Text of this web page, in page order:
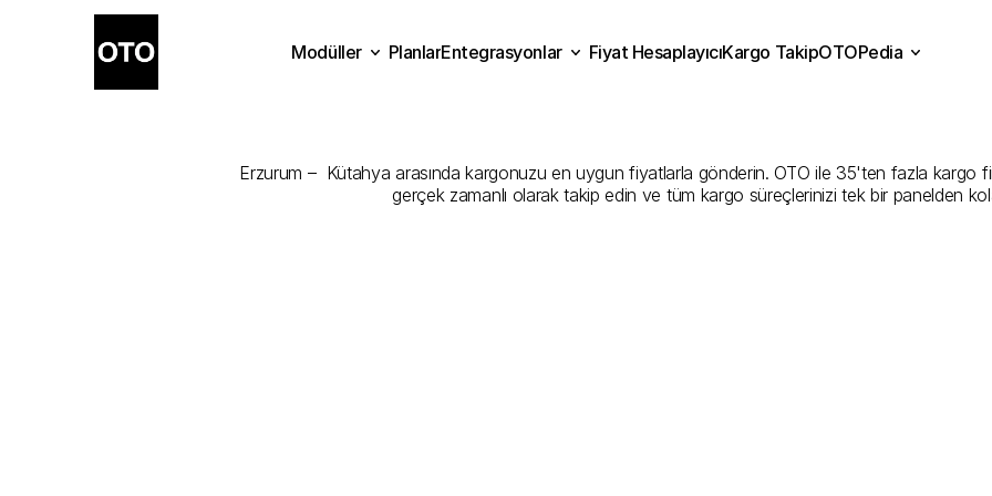
Erzurum –  Kütahya arasında kargonuzu en uygun fiyatlarla gönderin. OTO ile 35'ten fazla kargo
gerçek zamanlı olarak takip edin ve tüm kargo süreçlerinizi tek bir panelden
Modüller
PlanlarEntegrasyonlar
Fiyat HesaplayıcıKargo TakipOTOPedia